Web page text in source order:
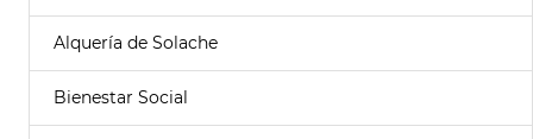
Alquería de Solache
Bienestar Social